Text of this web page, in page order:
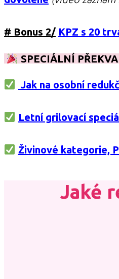
# Bonus 2/ KPZ s 20
SPECIÁLNÍ
Jak na osobní
Letní grilovací
Živinové kategorie,
Jaké